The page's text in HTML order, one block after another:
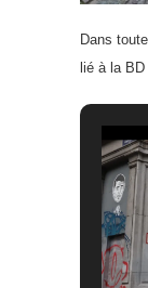
Dans
lié à la